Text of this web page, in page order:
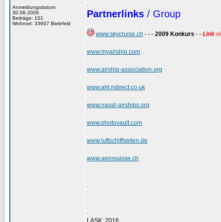
Anmeldungsdatum:
30.08.2006
Beiträge: 101
Wohnort: 33607 Bielefeld
.
Partnerlinks / Group
www.skycruise.ch - - - 2009 Konkurs - - Link
www.myairship.com
www.airship-association.org
www.aht.ndirect.co.uk
www.naval-airships.org
www.photovault.com
www.luftschiffseiten.de
www.aerosuisse.ch
.
.
LASK: 2016